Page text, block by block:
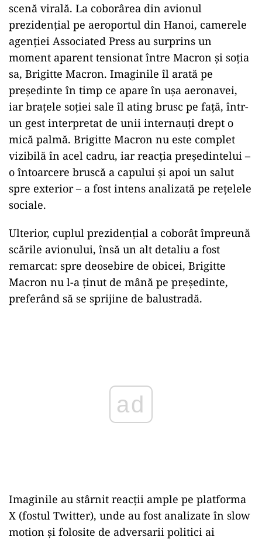
scenă virală. La coborârea din avionul
prezidențial pe aeroportul din Hanoi, camerele
agenției Associated Press au surprins un
moment aparent tensionat între Macron și soția
sa, Brigitte Macron. Imaginile îl arată pe
președinte în timp ce apare în ușa aeronavei,
iar brațele soției sale îl ating brusc pe față, într-
un gest interpretat de unii internauți drept o
mică palmă. Brigitte Macron nu este complet
vizibilă în acel cadru, iar reacția președintelui –
o întoarcere bruscă a capului și apoi un salut
spre exterior – a fost intens analizată pe rețelele
sociale.
Ulterior, cuplul prezidențial a coborât împreună
scările avionului, însă un alt detaliu a fost
remarcat: spre deosebire de obicei, Brigitte
Macron nu l-a ținut de mână pe președinte,
preferând să se sprijine de balustradă.
Imaginile au stârnit reacții ample pe platforma
X (fostul Twitter), unde au fost analizate în slow
motion și folosite de adversarii politici ai